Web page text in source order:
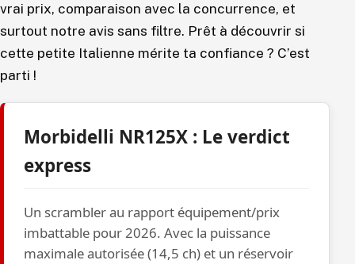
vrai prix, comparaison avec la concurrence, et
surtout notre avis sans filtre. Prêt à découvrir si
cette petite Italienne mérite ta confiance ? C’est
parti !
Morbidelli NR125X : Le verdict
express
Un scrambler au rapport équipement/prix
imbattable pour 2026. Avec la puissance
maximale autorisée (14,5 ch) et un réservoir